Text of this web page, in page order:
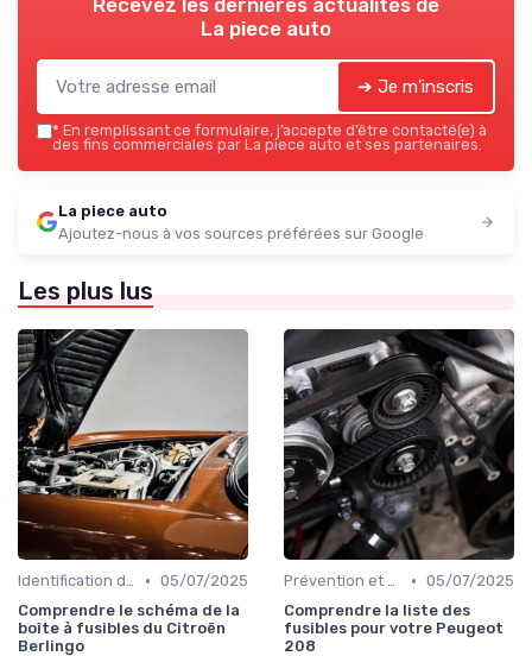
Recevez les dernières actualités de
La piece auto
➔ Je m'inscris
* En remplissant ce formulaire, j’accepte d’être contacté(e) à
des fins commerciales par La piece auto et ses partenaires.
La piece auto
Ajoutez-nous à vos sources préférées sur Google
Les plus lus
Identification de la Pièce Nécessaire • 05/07/2025
Comprendre le schéma de la
boîte à fusibles du Citroën
Berlingo
Prévention et Diagnostic des Pannes • 05/07/2025
Comprendre la liste des
fusibles pour votre Peugeot
208